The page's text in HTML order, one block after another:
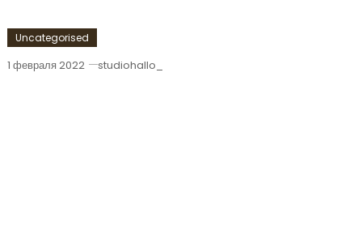
Uncategorised
1 февраля 2022 studiohallo_